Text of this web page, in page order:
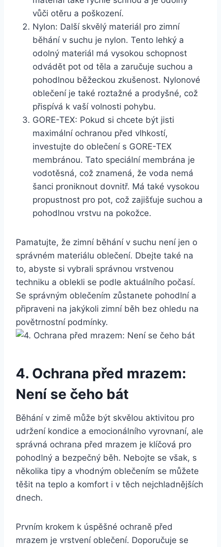
vůči otěru a poškození.
Nylon: Další skvělý materiál pro zimní
běhání v suchu je nylon. Tento lehký a
odolný materiál má vysokou schopnost
odvádět pot od těla a zaručuje suchou a
pohodlnou běžeckou zkušenost. Nylonové
oblečení je také roztažné a prodyšné, což
přispívá k vaší volnosti pohybu.
GORE-TEX: Pokud si chcete být jisti
maximální ochranou před vlhkostí,
investujte do oblečení s GORE-TEX
membránou. Tato speciální membrána je
vodotěsná, což znamená, že voda nemá
šanci proniknout dovnitř. Má také vysokou
propustnost pro pot, což zajišťuje suchou a
pohodlnou vrstvu na pokožce.
Pamatujte, že zimní běhání v suchu není jen o
správném materiálu oblečení. Dbejte také na
to, abyste si vybrali správnou vrstvenou
techniku a oblekli se podle aktuálního počasí.
Se správným oblečením zůstanete pohodlní a
připraveni na jakýkoli zimní běh bez ohledu na
povětrnostní podmínky.
4. Ochrana před mrazem:
Není se čeho bát
Běhání v zimě může být skvělou aktivitou pro
udržení kondice a emocionálního vyrovnaní, ale
správná ochrana před mrazem je klíčová pro
pohodlný a bezpečný běh. Nebojte se však, s
několika tipy a vhodným oblečením se můžete
těšit na teplo a komfort i v těch nejchladnějších
dnech.
Prvním krokem k úspěšné ochraně před
mrazem je vrstvení oblečení. Doporučuje se